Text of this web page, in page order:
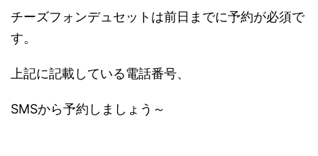
チーズフォンデュセットは前日までに予約が必須で
す。
上記に記載している電話番号、
SMSから予約しましょう～